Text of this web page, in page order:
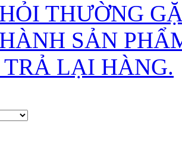
THƯỜNG
SẢN
LẠI HÀNG.